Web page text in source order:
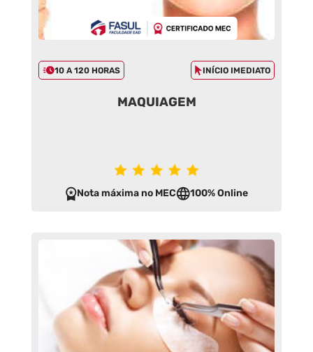
10 A 120 HORAS INÍCIO IMEDIATO
MAQUIAGEM
Nota máxima no MEC 100% Online